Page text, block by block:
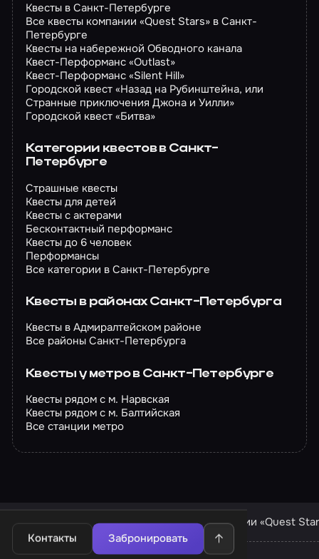
Квесты в Санкт-Петербурге
Все квесты компании «Quest Stars» в Санкт-
Петербурге
Квесты на набережной Обводного канала
Квест-Перформанс «Outlast»
Квест-Перформанс «Silent Hill»
Городской квест «Назад на Рубинштейна, или
Странные приключения Джона и Уилли»
Городской квест «Битва»
Категории квестов в Санкт-
Петербурге
Страшные квесты
Квесты для детей
Квесты с актерами
Бесконтактный перформанс
Квесты до 6 человек
Перформансы
Все категории в Санкт-Петербурге
Квесты в районах Санкт-Петербурга
Квесты в Адмиралтейском районе
Все районы Санкт-Петербурга
Квесты у метро в Санкт-Петербурге
Квесты рядом с м. Нарвская
Квесты рядом с м. Балтийская
Все станции метро
Контакты Забронировать
Квесты в Санкт-Петербурге Квесты компании «Quest